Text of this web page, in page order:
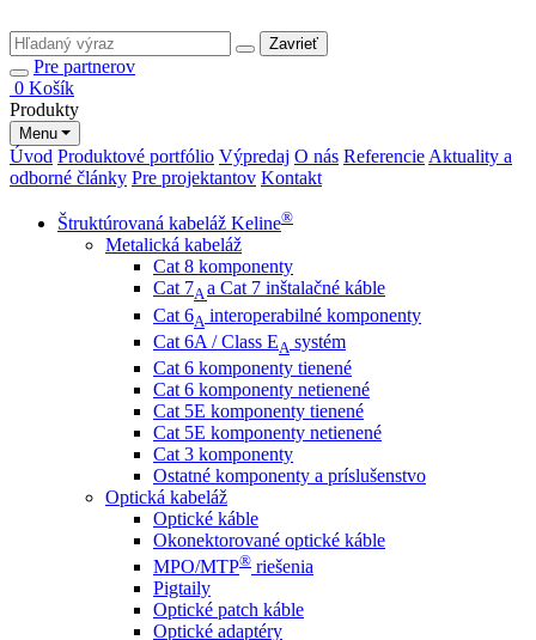
Zavrieť
Pre partnerov
0 Košík
Produkty
Menu
Úvod Produktové portfólio Výpredaj O nás Referencie Aktuality a
odborné články Pre projektantov Kontakt
Štruktúrovaná kabeláž Keline®
Metalická kabeláž
Cat 8 komponenty
Cat 7Aa Cat 7 inštalačné káble
Cat 6A interoperabilné komponenty
Cat 6A / Class EA systém
Cat 6 komponenty tienené
Cat 6 komponenty netienené
Cat 5E komponenty tienené
Cat 5E komponenty netienené
Cat 3 komponenty
Ostatné komponenty a príslušenstvo
Optická kabeláž
Optické káble
Okonektorované optické káble
MPO/MTP® ​ riešenia
Pigtaily
Optické patch káble
Optické adaptéry